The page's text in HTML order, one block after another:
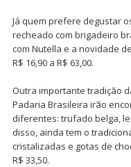
Já quem prefere degustar
recheado com brigadeiro
com Nutella e a novidade
R$ 16,90 a R$ 63,00.
Outra importante tradição
Padaria Brasileira irão
diferentes: trufado belga,
disso, ainda tem o
cristalizadas e gotas de
R$ 33,50.